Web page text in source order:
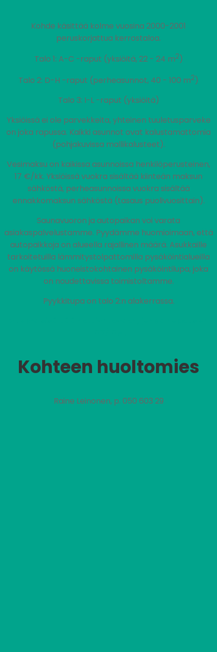
Kohde käsittää kolme vuosina 2000-2001
peruskorjattua kerrostaloa.
Talo 1: A-C -raput (yksiöitä, 22 - 24 m2 )
Talo 2: D-H -raput (perheasunnot, 40 - 100 m2)
Talo 3: I-L -raput (yksiöitä)
Yksiöissä ei ole parvekkeita, yhteinen tuuletusparveke
on joka rapussa. Kaikki asunnot ovat kalustamattomia
(pohjakuvissa mallikalusteet).
Vesimaksu on kaikissa asunnoissa henkilöperusteinen,
17 €/kk. Yksiöissä vuokra sisältää kiinteän maksun
sähköstä, perheasunnoissa vuokra sisältää
ennakkomaksun sähköstä (tasaus puolivuosittain).
Saunavuoron ja autopaikan voi varata
asiakaspalvelustamme. Pyydämme huomioimaan, että
autopaikkoja on alueella rajallinen määrä. Asukkaille
tarkoitetuilla lämmitystolpattomilla pysäköintialueilla
on käytössä huoneistokohtainen pysäköintilupa, joka
on noudettavissa toimistoltamme.
Pyykkitupa on talo 2:n alakerrassa.
Kohteen huoltomies
Raine Leinonen, p. 050 603 29